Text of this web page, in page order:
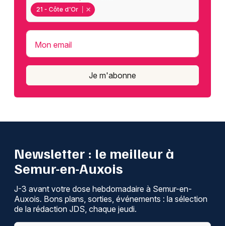
21 - Côte d'Or
Mon email
Je m'abonne
Newsletter : le meilleur à
Semur-en-Auxois
J-3 avant votre dose hebdomadaire à Semur-en-
Auxois. Bons plans, sorties, événements : la sélection
de la rédaction JDS, chaque jeudi.